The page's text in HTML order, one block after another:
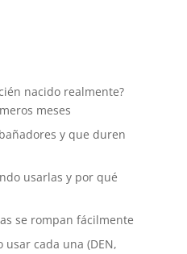
nacido realmente?
meses
y que duren
usarlas y por qué
se rompan fácilmente
cada una (DEN,